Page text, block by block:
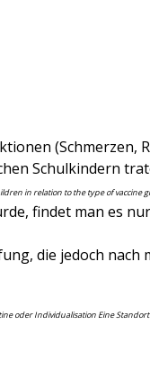
(Schmerzen,
Schulkindern
in relation to the type of vaccine
findet man es
die jedoch nach
oder Individualisation Eine